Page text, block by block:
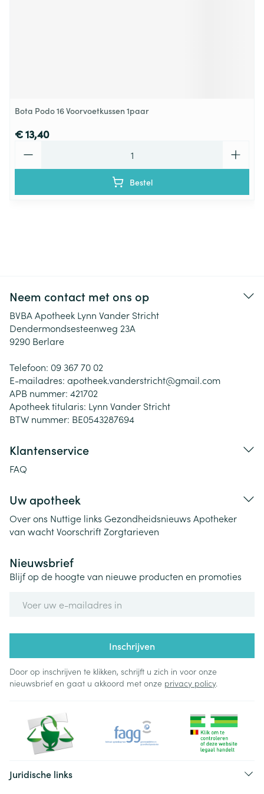
Bota Podo 16 Voorvoetkussen 1paar
€ 13,40
Bestel
Neem contact met ons op
BVBA Apotheek Lynn Vander Stricht
Dendermondsesteenweg 23A
9290 Berlare
Telefoon: 09 367 70 02
E-mailadres: apotheek.vanderstricht@gmail.com
APB nummer: 421702
Apotheek titularis: Lynn Vander Stricht
BTW nummer: BE0543287694
Klantenservice
FAQ
Uw apotheek
Over ons Nuttige links Gezondheidsnieuws Apotheker
van wachtVoorschriftZorgtarieven
Nieuwsbrief
Blijf op de hoogte van nieuwe producten en promoties
Inschrijven
Door op inschrijven te klikken, schrijft u zich in voor onze
nieuwsbrief en gaat u akkoord met onze privacy policy.
Juridische links